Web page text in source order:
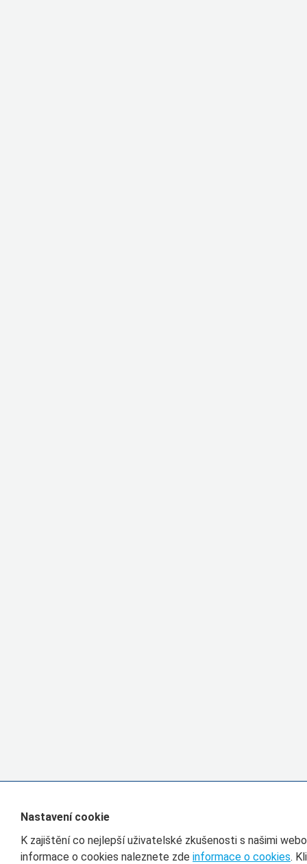
Nastavení cookie
K zajištění co nejlepší uživatelské zkušenosti s našimi
informace o cookies naleznete zde informace o cookies.